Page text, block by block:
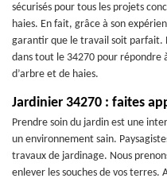
sécurisés pour tous les projets
haies. En fait, grâce à son
garantir que le travail soit parfait.
dans tout le 34270 pour répondre
d’arbre et de haies.
Jardinier 34270 : faites
Prendre soin du jardin est une
un environnement sain.
travaux de jardinage. Nous
enlever les souches de vos terres.